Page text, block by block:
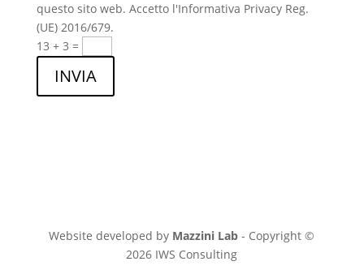
questo sito web. Accetto l'Informativa Privacy Reg.
(UE) 2016/679.
13 + 3 =
INVIA
Website developed by Mazzini Lab - Copyright ©
2026 IWS Consulting